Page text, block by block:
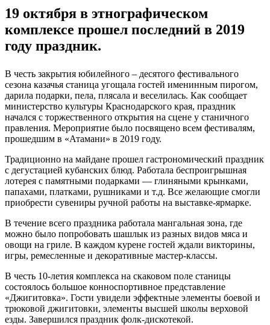
19 октября в этнографическом
комплексе прошел последний в 2019
году праздник.
В честь закрытия юбилейного – десятого фестивального
сезона казачья станица угощала гостей именинным пирогом,
дарила подарки, пела, плясала и веселилась. Как сообщает
министерство культуры Краснодарского края, праздник
начался с торжественного открытия на сцене у станичного
правления. Мероприятие было посвящено всем фестивалям,
прошедшим в «Атамани» в 2019 году.
Традиционно на майдане прошел гастрономический праздник
с дегустацией кубанских блюд. Работала беспроигрышная
лотерея с памятными подарками — глиняными крынками,
папахами, платками, рушниками и т.д. Все желающие смогли
приобрести сувениры ручной работы на выставке-ярмарке.
В течение всего праздника работала мангальная зона, где
можно было попробовать шашлык из разных видов мяса и
овощи на гриле. В каждом курене гостей ждали викторины,
игры, ремесленные и декоративные мастер-классы.
В честь 10-летия комплекса на скаковом поле станицы
состоялось большое конноспортивное представление
«Джигитовка». Гости увидели эффектные элементы боевой и
трюковой джигитовки, элементы высшей школы верховой
езды. Завершился праздник фолк-дискотекой.